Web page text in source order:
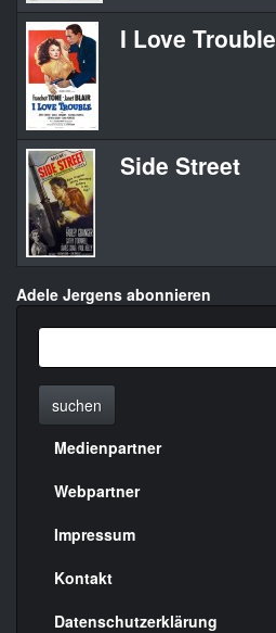
I Love Trouble
Side Street
Adele Jergens abonnieren
suchen
Menülinks
rechte
Seite
Medienpartner
Webpartner
Impressum
Kontakt
Datenschutzerklärung